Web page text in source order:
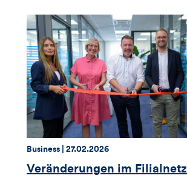
für
Views,
Likes
und
Kommentare
dieses
Artikels
Thema:
Business | Datum:
27.02.2026
Veränderungen im Filialnetz